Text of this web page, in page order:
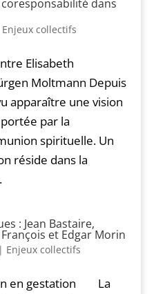
dans
Enjeux collectifs
Elisabeth
Moltmann Depuis
apparaître une vision
par la
spirituelle. Un
réside dans la
: Jean Bastaire,
et Edgar Morin
Enjeux collectifs
en gestation La